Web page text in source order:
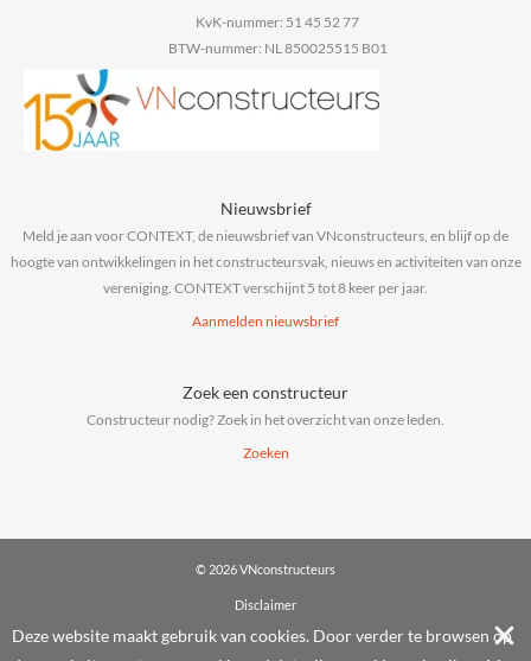
Deze website maakt gebruik van cookies. Door verder te browsen op
KvK-nummer: 51 45 52 77
BTW-nummer: NL 850025515 B01
Nieuwsbrief
Meld je aan voor CONTEXT, de nieuwsbrief van VNconstructeurs, en blijf op de
hoogte van ontwikkelingen in het constructeursvak, nieuws en activiteiten van onze
vereniging. CONTEXT verschijnt 5 tot 8 keer per jaar.
Aanmelden nieuwsbrief
Zoek een constructeur
Constructeur nodig? Zoek in het overzicht van onze leden.
Zoeken
© 2026 VNconstructeurs
Disclaimer
Privacy & cookies